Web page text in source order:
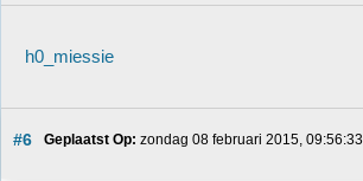
h0_miessie
#6 Geplaatst Op: zondag 08 februari 2015, 09:56:33